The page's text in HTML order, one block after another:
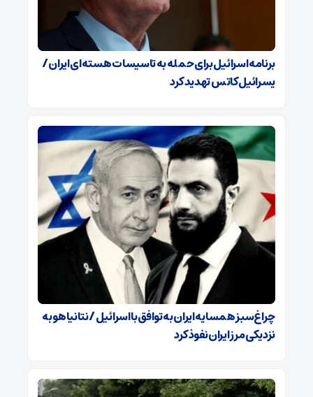
برنامه اسرائیل برای حمله به تاسیسات هسته‌ای ایران /
یسرائیل کاتس تهدید کرد
چراغ‌سبز همسایه ایران به توافق با اسرائیل / نتانیاهو به
نزدیکی مرز ایران نفوذ کرد